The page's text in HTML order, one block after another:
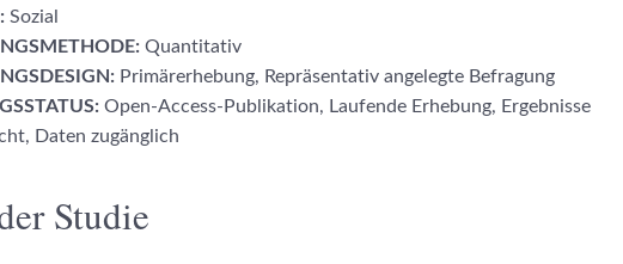
Sozial
Quantitativ
Primärerhebung, Repräsentativ angelegte Befragung
Open-Access-Publikation, Laufende Erhebung, Ergebnisse
Daten zugänglich
Studie